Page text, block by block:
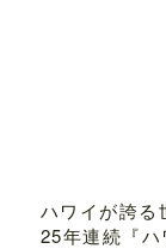
DY'S
7/13-
ENしま
ハワイが誇る
25年連続『